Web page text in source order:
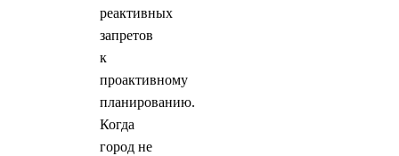
реактивных
запретов
к
проактивному
планированию.
Когда
город не